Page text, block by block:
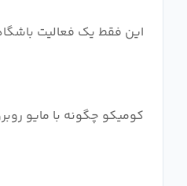
این فقط یک فعالیت
کومیکو چگونه با مایو